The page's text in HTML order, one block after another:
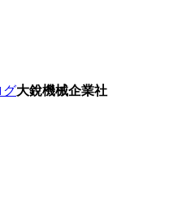
グ大銳機械企業社